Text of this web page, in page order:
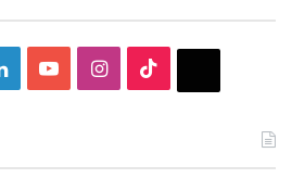
LinkedInYouTubeInstagram